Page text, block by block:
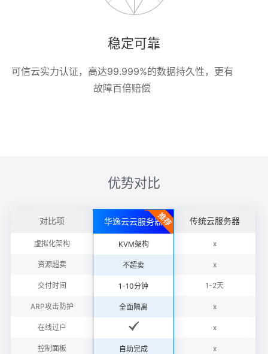
稳定可靠
可信云实力认证，高达99.999%的数据持久性，更有
故障百倍赔偿
优势对比
对比项
虚拟化架构
资源超卖
交付时间
ARP攻击防护
在线过户
控制面板
华逸云云服务器
KVM架构
不超卖
1-10分钟
全面隔离
自助完成
传统云服务器
x
x
1-2天
x
x
x